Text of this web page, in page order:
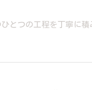
とつの工程を丁寧に積